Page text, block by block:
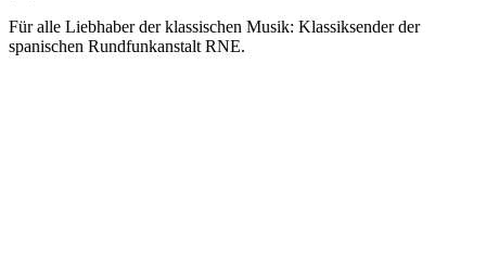
Für alle Liebhaber der klassischen Musik: Klassiksender der
spanischen Rundfunkanstalt RNE.